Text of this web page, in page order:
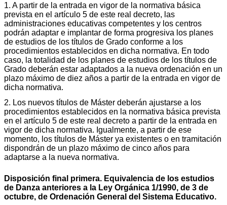
1. A partir de la entrada en vigor de la normativa básica
prevista en el artículo 5 de este real decreto, las
administraciones educativas competentes y los centros
podrán adaptar e implantar de forma progresiva los planes
de estudios de los títulos de Grado conforme a los
procedimientos establecidos en dicha normativa. En todo
caso, la totalidad de los planes de estudios de los títulos de
Grado deberán estar adaptados a la nueva ordenación en un
plazo máximo de diez años a partir de la entrada en vigor de
dicha normativa.
2. Los nuevos títulos de Máster deberán ajustarse a los
procedimientos establecidos en la normativa básica prevista
en el artículo 5 de este real decreto a partir de la entrada en
vigor de dicha normativa. Igualmente, a partir de ese
momento, los títulos de Máster ya existentes o en tramitación
dispondrán de un plazo máximo de cinco años para
adaptarse a la nueva normativa.
Disposición final primera. Equivalencia de los estudios
de Danza anteriores a la Ley Orgánica 1/1990, de 3 de
octubre, de Ordenación General del Sistema Educativo.